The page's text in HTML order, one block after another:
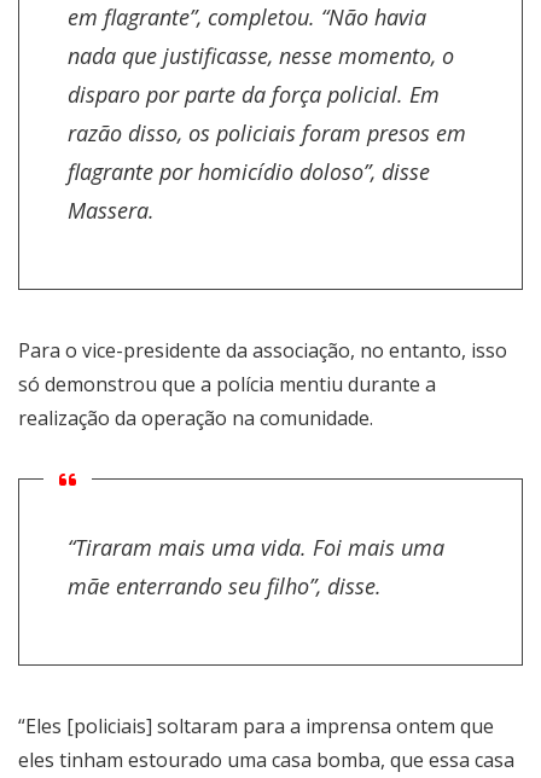
em flagrante”, completou. “Não havia
nada que justificasse, nesse momento, o
disparo por parte da força policial. Em
razão disso, os policiais foram presos em
flagrante por homicídio doloso”, disse
Massera.
Para o vice-presidente da associação, no entanto, isso
só demonstrou que a polícia mentiu durante a
realização da operação na comunidade.
“Tiraram mais uma vida. Foi mais uma
mãe enterrando seu filho”, disse.
“Eles [policiais] soltaram para a imprensa ontem que
eles tinham estourado uma casa bomba, que essa casa